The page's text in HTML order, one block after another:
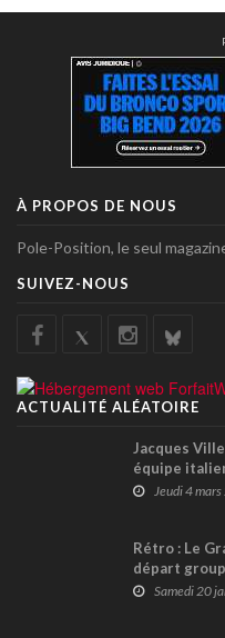
À PROPOS DE NOUS
Pole-Position, le seul
SUIVEZ-NOUS
ACTUALITÉ ALÉATOIRE
Jacques
équipe
titre 2021 !
Jeudi 4
Rétro : Le
départ
Samedi 20